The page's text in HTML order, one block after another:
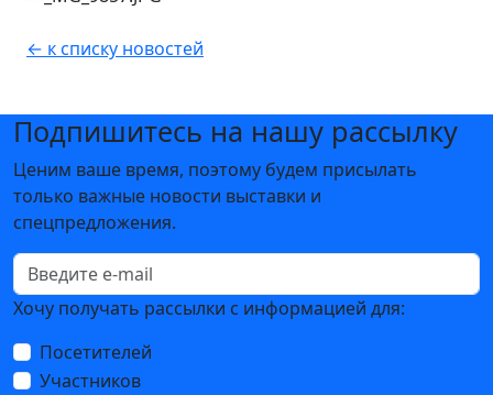
← к списку новостей
Подпишитесь на нашу рассылку
Ценим ваше время, поэтому будем присылать
только важные новости выставки и
спецпредложения.
Хочу получать рассылки с информацией для:
Посетителей
Участников